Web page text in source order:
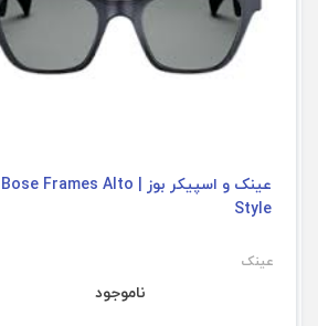
عینک و اسپیکر بوز | Bose Frames Alto
Style
عینک
ناموجود